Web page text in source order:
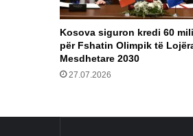
Kosova siguron kredi 60
për Fshatin Olimpik të
Mesdhetare 2030
27.07.2026